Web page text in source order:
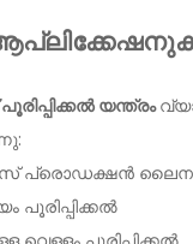
യന്ത്രം
പ്രൊഡക്ഷൻ
പൂരിപ്പിക്കൽ